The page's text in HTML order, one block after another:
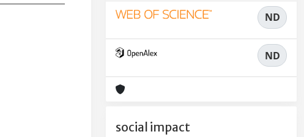
ND
ND
social impact